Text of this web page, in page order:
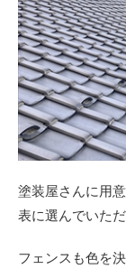
塗装屋さんに用
表に選んでいただ
フェンスも色を決